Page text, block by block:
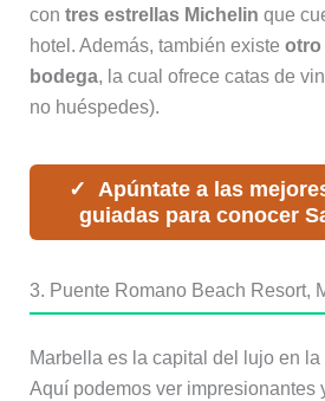
con tres estrellas Michelin que
hotel. Además, también existe otro
bodega, la cual ofrece catas de
no huéspedes).
Apúntate a las
guiadas para conocer
3. Puente Romano Beach Resort,
Marbella es la capital del lujo en
Aquí podemos ver impresionantes